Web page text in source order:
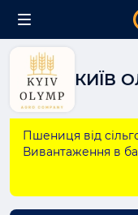
КИЇВ
Пшениця від
Вивантаження в